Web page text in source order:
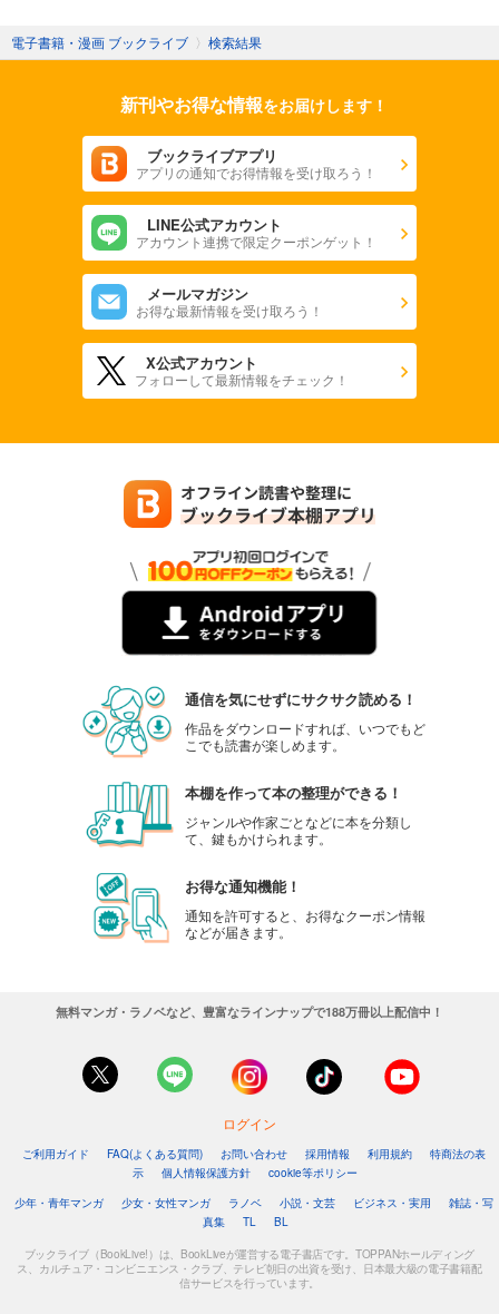
電子書籍・漫画 ブックライブ 〉 検索結果
新刊やお得な情報をお届けします！
ブックライブアプリ
アプリの通知でお得情報を受け取ろう！
LINE公式アカウント
アカウント連携で限定クーポンゲット！
メールマガジン
お得な最新情報を受け取ろう！
X公式アカウント
フォローして最新情報をチェック！
通信を気にせずにサクサク読める！
作品をダウンロードすれば、いつでもど
こでも読書が楽しめます。
本棚を作って本の整理ができる！
ジャンルや作家ごとなどに本を分類し
て、鍵もかけられます。
お得な通知機能！
通知を許可すると、お得なクーポン情報
などが届きます。
無料マンガ・ラノベなど、豊富なラインナップで188万冊以上配信中！
ログイン
ご利用ガイド FAQ(よくある質問) お問い合わせ 採用情報 利用規約
特商法の表
示
個人情報保護方針
cookie等ポリシー
少年・青年マンガ
少女・女性マンガ ラノベ 小説・文芸 ビジネス・実用
雑誌・写
真集
TL BL
ブックライブ（BookLive!）は、BookLiveが運営する電子書店です。TOPPANホールディング
ス、カルチュア・コンビニエンス・クラブ、テレビ朝日の出資を受け、日本最大級の電子書籍配
信サービスを行っています。